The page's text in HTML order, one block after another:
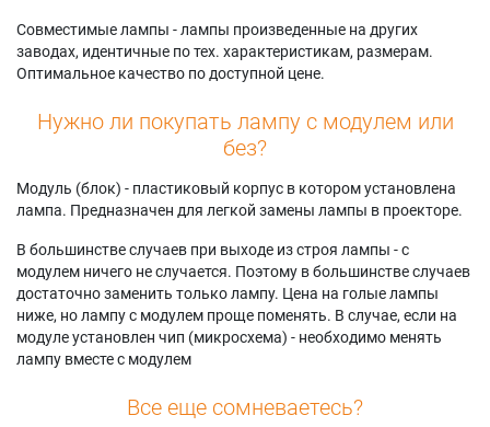
Совместимые лампы - лампы произведенные на других
заводах, идентичные по тех. характеристикам, размерам.
Оптимальное качество по доступной цене.
Нужно ли покупать лампу с модулем или
без?
Модуль (блок) - пластиковый корпус в котором установлена
лампа. Предназначен для легкой замены лампы в проекторе.
В большинстве случаев при выходе из строя лампы - с
модулем ничего не случается. Поэтому в большинстве случаев
достаточно заменить только лампу. Цена на голые лампы
ниже, но лампу с модулем проще поменять. В случае, если на
модуле установлен чип (микросхема) - необходимо менять
лампу вместе с модулем
Все еще сомневаетесь?